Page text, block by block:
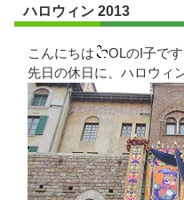
ハロウィン 2013
こんにちは
OLのI子です
先日の休日に、ハロウィ